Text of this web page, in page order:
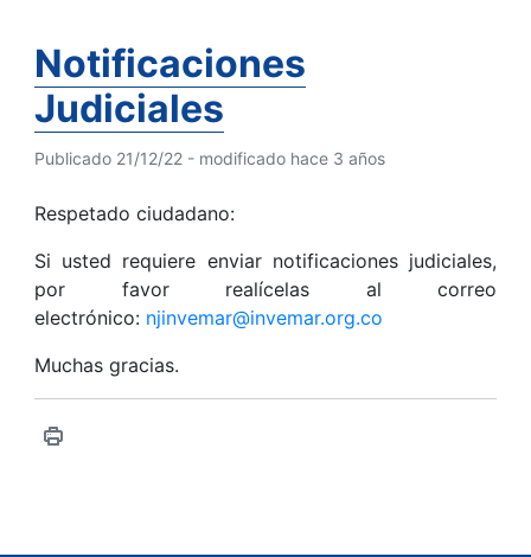
Notificaciones
Judiciales
Publicado 21/12/22 - modificado hace 3 años
Respetado ciudadano:
Si usted requiere enviar notificaciones judiciales,
por favor realícelas al correo
electrónico: njinvemar@invemar.org.co
Muchas gracias.